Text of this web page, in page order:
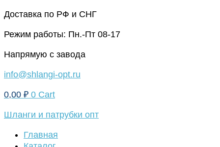
Перейти
содержимому
Доставка по РФ и СНГ
Режим работы: Пн.-Пт 08-17
Напрямую с завода
info@shlangi-opt.ru
0,00 ₽ 0 Cart
Шланги и патрубки опт
Главная